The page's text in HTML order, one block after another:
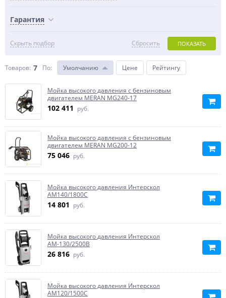
Гарантия
Скрыть подбор ПОКАЗАТЬ
Сбросить
Товаров: 7 По: Умолчанию Цене Рейтингу
Мойка высокого давления с бензиновым
двигателем MERAN MG240-17
102 411 руб.
Мойка высокого давления с бензиновым
двигателем MERAN MG200-12
75 046 руб.
Мойка высокого давления Интерскол
АМ140/1800С
14 801 руб.
Мойка высокого давления Интерскол
АМ-130/2500В
26 816 руб.
Мойка высокого давления Интерскол
АМ120/1500С